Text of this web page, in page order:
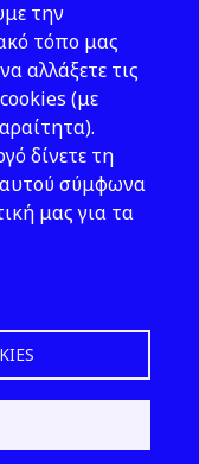
την
τόπο μας
αλλάξετε τις
(με
δίνετε τη
σύμφωνα
μας για τα
by